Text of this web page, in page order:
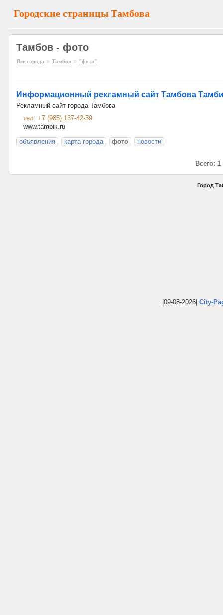
Городские страницы Тамбова
Тамбов - фото
Все города » Тамбов » "фото"
Информационный рекламный сайт Тамбова
Рекламный сайт города Тамбова
тел: +7 (985) 137-42-59
www.tambik.ru
объявления
карта города фото новости
Всего: 1
Город
|09-08-2026| City-